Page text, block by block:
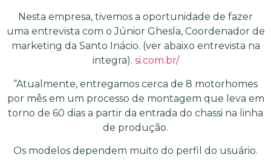
Nesta empresa, tivemos a oportunidade de fazer
uma entrevista com o Júnior Ghesla, Coordenador de
marketing da Santo Inácio. (ver abaixo entrevista na
integra). si.com.br/
“Atualmente, entregamos cerca de 8 motorhomes
por mês em um processo de montagem que leva em
torno de 60 dias a partir da entrada do chassi na linha
de produção.
Os modelos dependem muito do perfil do usuário.